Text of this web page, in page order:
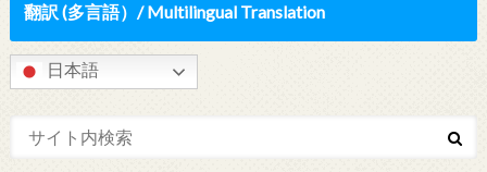
翻訳 (多言語）/ Multilingual Translation
日本語